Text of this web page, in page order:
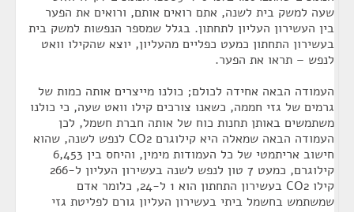
שעה למשק בית לשנה, אתם רואים אותם, ורואים את הפער
בין העשירון העליון לתחתון. בגלל שמספר הנפשות למשק בית
בעשירון התחתון כמעט כפליים מהעליון, יוצא שהקילו וואט
לנפש – תראו את הפער.
העמודה הבאה אחידה לכולם; כולנו מייצרים אותה כמות של
גרמים של גזי חממה, כשאנו צורכים קילו וואט שעה, כי כולנו
משתמשים באותן תחנות כוח של אותה חברת חשמל, לכן
העמודה הבאה שמאלה היא קילוגרם CO2 לנפש לשנה, שהוא
חישוב אריתמטי של כל העמודות מימין, והיחס בין 6,453
קילוגרם, כמעט 7 טון לנפש לשנה בעשירון העליון ל-266
קילו CO2 בעשירון התחתון הוא 1 ל-24, כלומר אדם
שמשתמש בחשמל ביתי בעשירון העליון גורם לפליטת גזי